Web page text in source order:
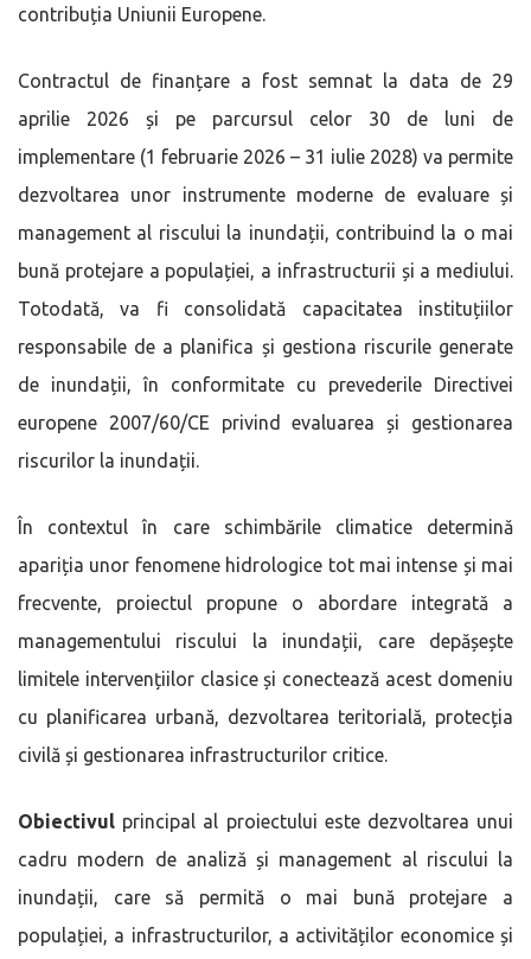
contribuția Uniunii Europene.
Contractul de finanțare a fost semnat la data de 29
aprilie 2026 și pe parcursul celor 30 de luni de
implementare (1 februarie 2026 – 31 iulie 2028) va permite
dezvoltarea unor instrumente moderne de evaluare și
management al riscului la inundații, contribuind la o mai
bună protejare a populației, a infrastructurii și a mediului.
Totodată, va fi consolidată capacitatea instituțiilor
responsabile de a planifica și gestiona riscurile generate
de inundații, în conformitate cu prevederile Directivei
europene 2007/60/CE privind evaluarea și gestionarea
riscurilor la inundații.
În contextul în care schimbările climatice determină
apariția unor fenomene hidrologice tot mai intense și mai
frecvente, proiectul propune o abordare integrată a
managementului riscului la inundații, care depășește
limitele intervențiilor clasice și conectează acest domeniu
cu planificarea urbană, dezvoltarea teritorială, protecția
civilă și gestionarea infrastructurilor critice.
Obiectivul principal al proiectului este dezvoltarea unui
cadru modern de analiză și management al riscului la
inundații, care să permită o mai bună protejare a
populației, a infrastructurilor, a activităților economice și